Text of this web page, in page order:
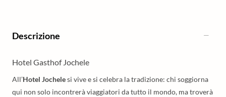
Descrizione
Hotel Gasthof Jochele
All’Hotel Jochelesi vive e si celebra la tradizione: chi soggiorna
qui non solo incontrerà viaggiatori da tutto il mondo, ma troverà